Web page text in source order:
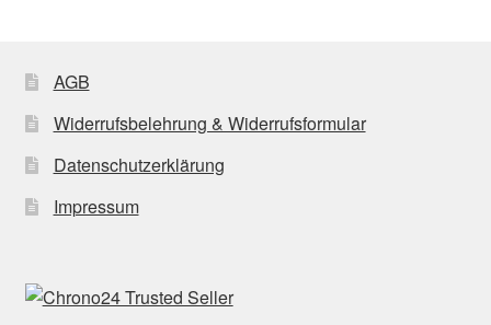
AGB
Widerrufsbelehrung & Widerrufsformular
Datenschutzerklärung
Impressum